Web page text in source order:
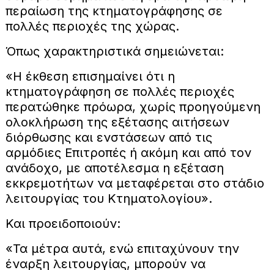
περαίωση της κτηματογράφησης σε
πολλές περιοχές της χώρας.
Όπως χαρακτηριστικά σημειώνεται:
«Η έκθεση επισημαίνει ότι η
κτηματογράφηση σε πολλές περιοχές
περατώθηκε πρόωρα, χωρίς προηγούμενη
ολοκλήρωση της εξέτασης αιτήσεων
διόρθωσης και ενστάσεων από τις
αρμόδιες Επιτροπές ή ακόμη και από τον
ανάδοχο, με αποτέλεσμα η εξέταση
εκκρεμοτήτων να μεταφέρεται στο στάδιο
λειτουργίας του Κτηματολογίου».
Και προειδοποιούν:
«Τα μέτρα αυτά, ενώ επιταχύνουν την
έναρξη λειτουργίας, μπορούν να